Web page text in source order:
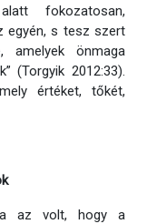
fokozatosan,
egyén, s tesz szert
amelyek önmaga
(Torgyik 2012:33).
értéket, tőkét,
az volt, hogy a